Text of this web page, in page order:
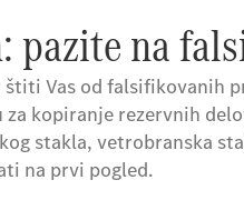
pazite na
Vas od falsifikovanih
kopiranje rezervnih
stakla, vetrobranska
na prvi pogled.